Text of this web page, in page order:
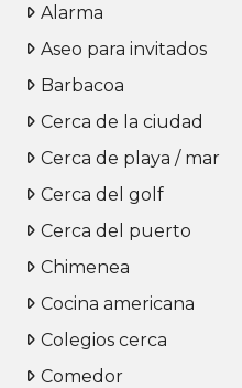
Alarma
Aseo para invitados
Barbacoa
Cerca de la ciudad
Cerca de playa / mar
Cerca del golf
Cerca del puerto
Chimenea
Cocina americana
Colegios cerca
Comedor